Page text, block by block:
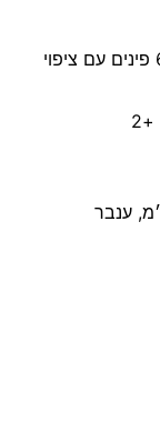
MULTICOMP PRO מחבר אנכי 2 שורות, 60 פינים עם ציפוי
+2